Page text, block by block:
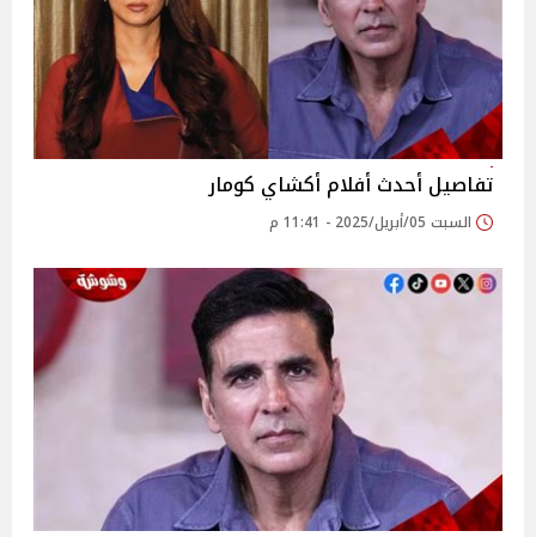
تفاصيل أحدث أفلام أكشاي كومار
السبت 05/أبريل/2025 - 11:41 م